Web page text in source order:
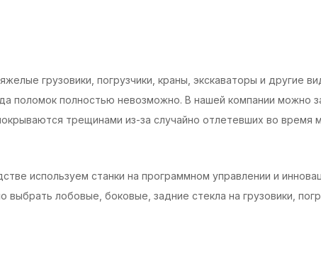
грузовики, погрузчики, краны, экскаваторы и другие
поломок полностью невозможно. В нашей компании можно
трещинами из-за случайно отлетевших во время
используем станки на программном управлении и
лобовые, боковые, задние стекла на грузовики,